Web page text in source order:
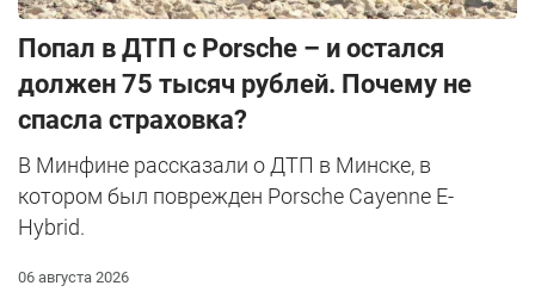
​Попал в ДТП с Porsche – и остался
должен 75 тысяч рублей. Почему не
спасла страховка?
В Минфине рассказали о ДТП в Минске, в
котором был поврежден Porsche Cayenne E-
Hybrid.
06 августа 2026